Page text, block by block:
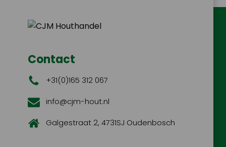
Contact
+31(0)165 312 067
info@cjm-hout.nl
Galgestraat 2, 4731SJ Oudenbosch